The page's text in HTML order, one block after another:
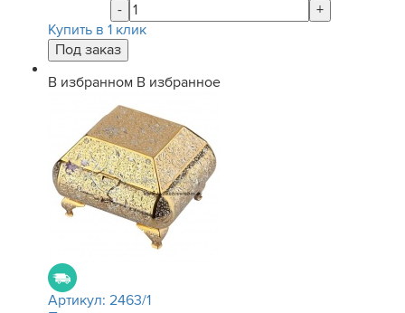
-
+
Купить в 1 клик
В избранном В избранное
Артикул: 2463/1